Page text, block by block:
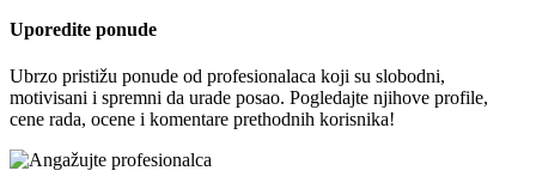
Uporedite ponude
Ubrzo pristižu ponude od profesionalaca koji su slobodni,
motivisani i spremni da urade posao. Pogledajte njihove profile,
cene rada, ocene i komentare prethodnih korisnika!